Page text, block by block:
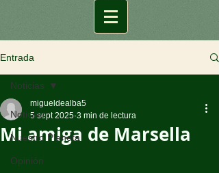
Entrada
Noticias
Nuestro Planeta
Opinión
Noticias
Mi amiga de Marsella
migueldealba5
5 sept 2025 3 min de lectura